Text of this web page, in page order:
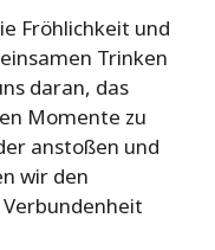
Fröhlichkeit und
Trinken
daran, das
Momente zu
anstoßen und
wir den